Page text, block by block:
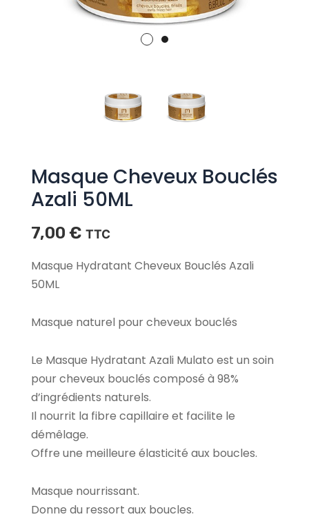
Masque Cheveux Bouclés
Azali 50ML
7,00 € TTC
Masque Hydratant Cheveux Bouclés Azali
50ML
Masque naturel pour cheveux bouclés
Le Masque Hydratant Azali Mulato est un soin
pour cheveux bouclés composé à 98%
d’ingrédients naturels.
Il nourrit la fibre capillaire et facilite le
démêlage.
Offre une meilleure élasticité aux boucles.
Masque nourrissant.
Donne du ressort aux boucles.